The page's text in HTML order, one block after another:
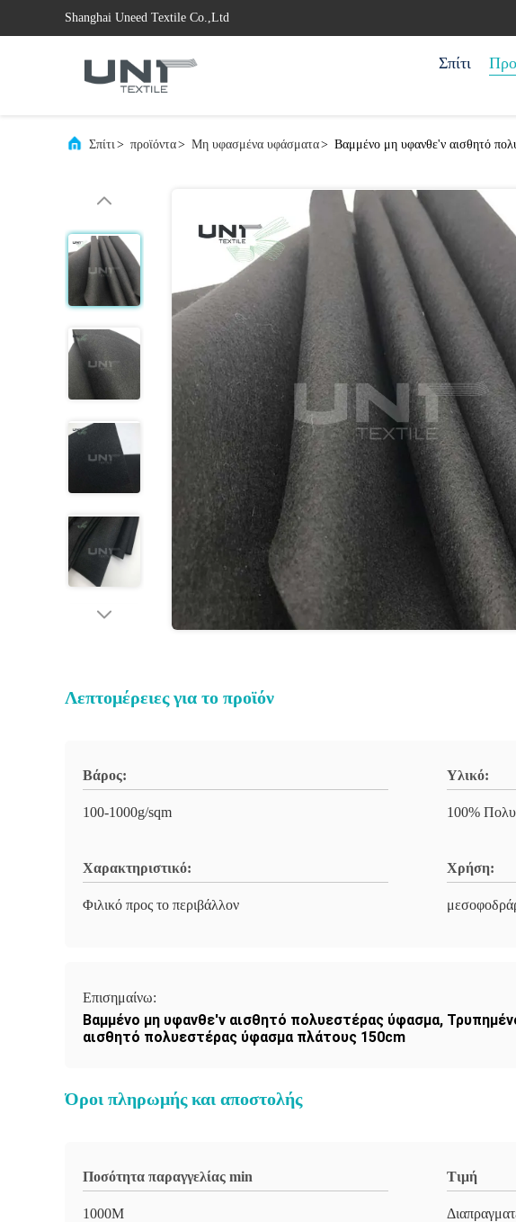
Shanghai Uneed Textile Co.,Ltd
Σπίτι
Σπίτι> προϊόντα> Μη υφασμένα υφάσματα> Βαμμένο μη υφανθε'ν αισθητό
Λεπτομέρειες για το προϊόν
Βάρος:
100-1000g/sqm
Υλικό:
100%
Χαρακτηριστικό:
Φιλικό προς το περιβάλλον
Χρήση:
Επισημαίνω:
Βαμμένο μη υφανθε'ν αισθητό πολυεστέρας ύφασμα,
αισθητό πολυεστέρας ύφασμα πλάτους 150cm
Όροι πληρωμής και αποστολής
Ποσότητα παραγγελίας min
1000M
Τιμή